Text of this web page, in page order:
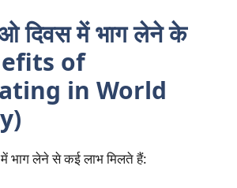
दिवस में भाग लेने के
of
in World
भाग लेने से कई लाभ मिलते हैं: